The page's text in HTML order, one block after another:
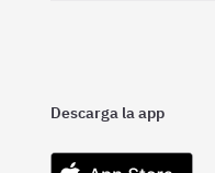
Descarga la app